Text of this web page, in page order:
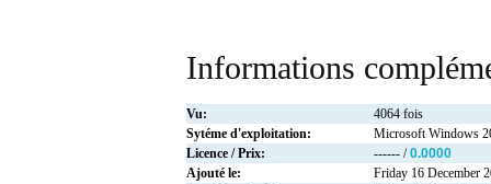
Informations
Vu:
4064 fois
Sytéme d'exploitation:
Microsoft Windows
Licence / Prix:
------ /0.0000
Ajouté le:
Friday 16 December